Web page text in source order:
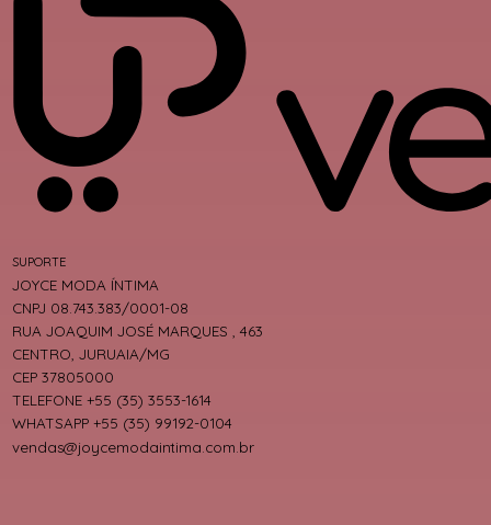
SUPORTE
JOYCE MODA ÍNTIMA
CNPJ 08.743.383/0001-08
RUA JOAQUIM JOSÉ MARQUES , 463
CENTRO, JURUAIA/MG
CEP 37805000
TELEFONE +55 (35) 3553-1614
WHATSAPP +55 (35) 99192-0104
vendas@joycemodaintima.com.br